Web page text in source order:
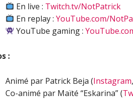
En live : Twitch.tv/NotPatrick
En replay :YouTube.com/
YouTube gaming :
:
Animé par Patrick Beja (Instagram,
Co-animé par Maïté “Eskarina” (